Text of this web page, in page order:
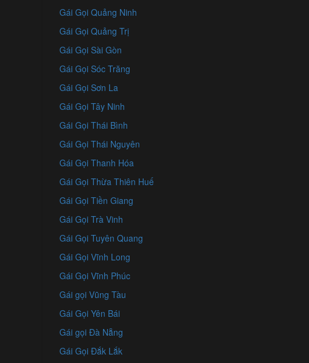
Gái Gọi Quảng Ninh
Gái Gọi Quảng Trị
Gái Gọi Sài Gòn
Gái Gọi Sóc Trăng
Gái Gọi Sơn La
Gái Gọi Tây Ninh
Gái Gọi Thái Bình
Gái Gọi Thái Nguyên
Gái Gọi Thanh Hóa
Gái Gọi Thừa Thiên Huế
Gái Gọi Tiền Giang
Gái Gọi Trà Vinh
Gái Gọi Tuyên Quang
Gái Gọi Vĩnh Long
Gái Gọi Vĩnh Phúc
Gái gọi Vũng Tàu
Gái Gọi Yên Bái
Gái gọi Đà Nẵng
Gái Gọi Đắk Lắk